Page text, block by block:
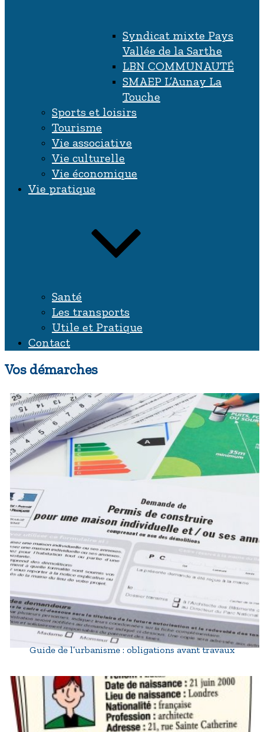
Syndicat mixte Pays
Vallée de la Sarthe
LBN COMMUNAUTÉ
SMAEP L’Aunay La
Touche
Sports et loisirs
Tourisme
Vie associative
Vie culturelle
Vie économique
Vie pratique
Santé
Les transports
Utile et Pratique
Contact
Vos démarches
Guide de l’urbanisme : obligations avant travaux